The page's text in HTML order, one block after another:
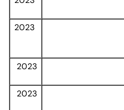
2023
2023
2023